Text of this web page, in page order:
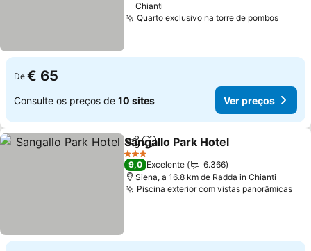
Chianti
Quarto exclusivo na torre de pombos
De € 65
Consulte os preços de 10 sites Ver preços
PartilharAdicionar aos favoritos
Sangallo Park Hotel
3 Estrelas
9,0 Excelente
6.366
Siena, a 16.8 km de Radda in Chianti
Piscina exterior com vistas panorâmicas